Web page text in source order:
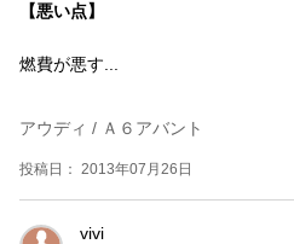
【悪い点】
燃費が悪す...
アウディ / Ａ６アバント
投稿日： 2013年07月26日
vivi